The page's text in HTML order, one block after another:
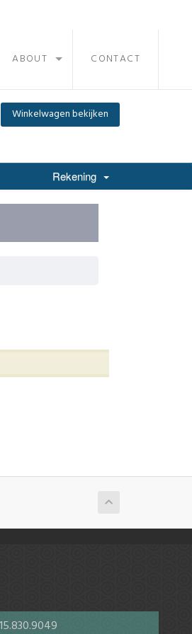
ABOUT CONTACT
Winkelwagen bekijken
Rekening